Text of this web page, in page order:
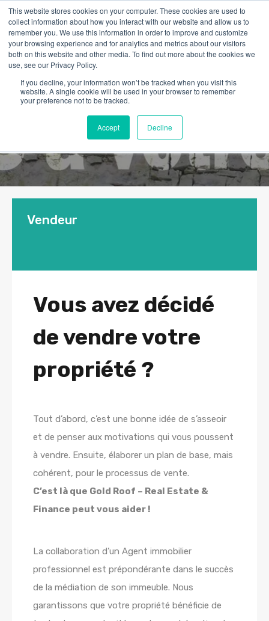
This website stores cookies on your computer. These cookies are used to
collect information about how you interact with our website and allow us to
remember you. We use this information in order to improve and customize
your browsing experience and for analytics and metrics about our visitors
both on this website and other media. To find out more about the cookies we
use, see our Privacy Policy.
If you decline, your information won’t be tracked when you visit this
website. A single cookie will be used in your browser to remember
your preference not to be tracked.
Accept Decline
Vendeur
Vous avez décidé
de vendre votre
propriété ?
Tout d’abord, c’est une bonne idée de s’asseoir
et de penser aux motivations qui vous poussent
à vendre. Ensuite, élaborer un plan de base, mais
cohérent, pour le processus de vente.
C’est là que Gold Roof – Real Estate &
Finance peut vous aider !
La collaboration d’un Agent immobilier
professionnel est prépondérante dans le succès
de la médiation de son immeuble. Nous
garantissons que votre propriété bénéficie de